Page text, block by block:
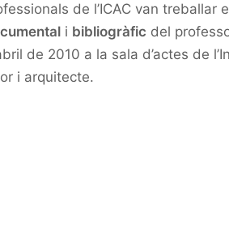
de l’ICAC van treballar
i bibliogràfic del
de 2010 a la sala d’actes de
i arquitecte.